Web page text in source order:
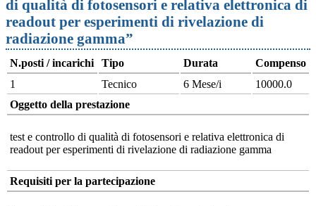
di qualità di fotosensori e relativa elettronica di
readout per esperimenti di rivelazione di
radiazione gamma”
N.posti / incarichi Tipo Durata
Compenso
1
Tecnico 6 Mese/i
10000.0
Oggetto della prestazione
test e controllo di qualità di fotosensori e relativa elettronica di
readout per esperimenti di rivelazione di radiazione gamma
Requisiti per la partecipazione